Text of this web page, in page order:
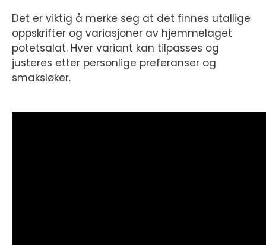
Det er viktig å merke seg at det finnes utallige
oppskrifter og variasjoner av hjemmelaget
potetsalat. Hver variant kan tilpasses og
justeres etter personlige preferanser og
smaksløker.